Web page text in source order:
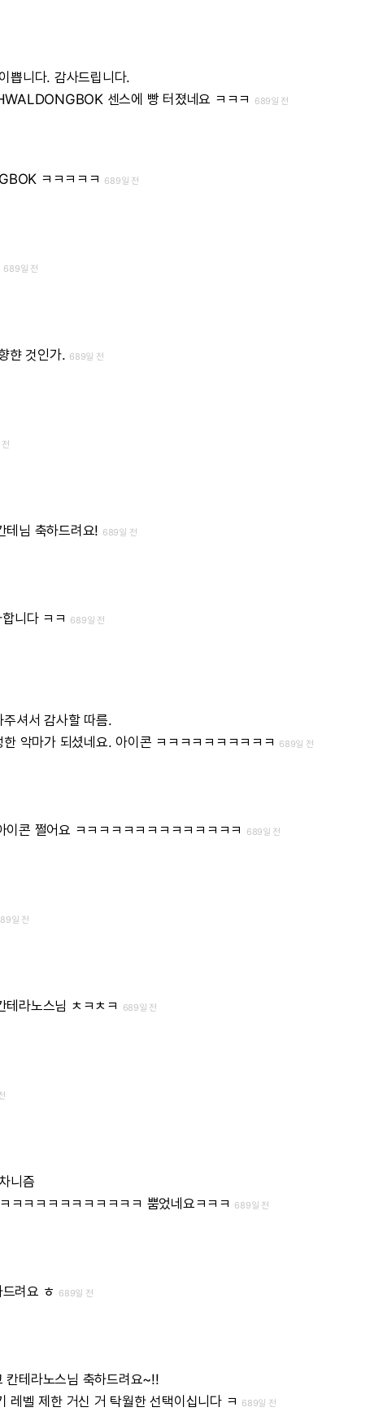
이쁩니다. 감사드립니다.
센스에 빵 터졌네요 ㅋㅋㅋ 689일 전
ㅋㅋㅋㅋㅋ 689일 전
689일 전
햔 것인가. 689일 전
테님 축하드려요! 689일 전
니다 ㅋㅋ 689일 전
주셔서 감사할 따름.
한 악마가 되셨네요. 아이콘 ㅋㅋㅋㅋㅋㅋㅋㅋㅋㅋ 689일 전
이콘 쩔어요 ㅋㅋㅋㅋㅋㅋㅋㅋㅋㅋㅋㅋㅋㅋ 689일 전
일 전
테라노스님 ㅊㅋㅊㅋ 689일 전
니즘
ㅋㅋㅋㅋㅋㅋㅋㅋㅋㅋㅋ 뿜었네요ㅋㅋㅋ 689일 전
려요 ㅎ 689일 전
칸테라노스님 축하드려요~!!
레벨 제한 거신 거 탁월한 선택이십니다 ㅋ 689일 전